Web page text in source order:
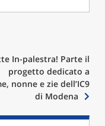
In-palestra! Parte il
progetto dedicato a
nonne e zie dell’IC9
di Modena